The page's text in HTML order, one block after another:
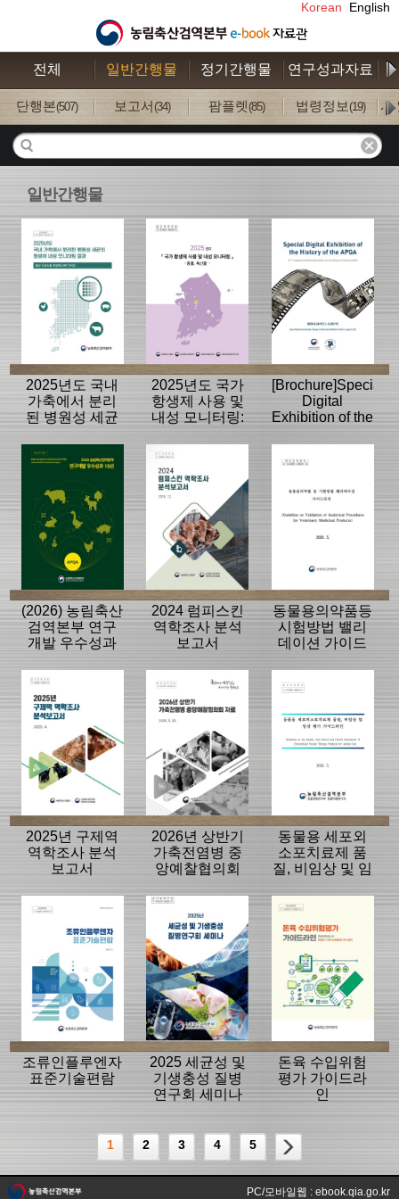
Korean English
전체 일반간행물 정기간행물 연구성과자료
단행본(507) 보고서 (34) 팜플렛 (85) 법령정보(19) 사
일반간행물
2025년도 국내
가축에서 분리
된 병원성 세균
모니터링 결과
2025년도 국가
항생제 사용 및
내성 모니터링:
[Brochure]Special
Digital
Exhibition of the
APQA
(2026) 농림축산
검역본부 연구
개발 우수성과
2024 럼피스킨
역학조사 분석
보고서
동물용의약품등
시험방법 밸리
데이션 가이드
2025년 구제역
역학조사 분석
보고서
2026년 상반기
가축전염병 중
앙예찰협의회
동물용 세포외
소포치료제 품
질, 비임상 및 임
라인
조류인플루엔자
표준기술편람
2025 세균성 및
기생충성 질병
연구회 세미나
돈육 수입위험
평가 가이드라
인
1 2 3 4 5
PC/모바일웹 : ebook.qia.go.kr